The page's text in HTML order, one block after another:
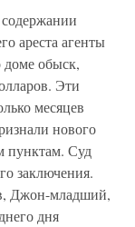
ареста агенты
обыск,
Эти
месяцев
нового
пунктам. Суд
заключения.
Джон-младший,
дня